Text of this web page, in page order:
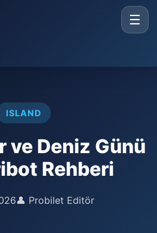
☰
ISLAND
ve Deniz Günü
Rehberi
👤 Probilet Editör